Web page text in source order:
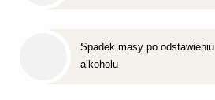
Spadek masy po odstawieniu
alkoholu